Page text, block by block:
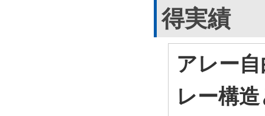
得実績
アレー
レー構